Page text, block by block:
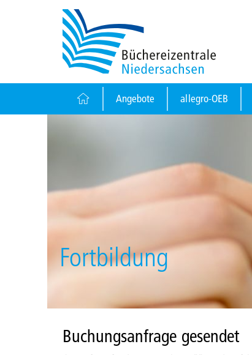
Angebote allegro-OEB
Fortbildung
Buchungsanfrage gesendet